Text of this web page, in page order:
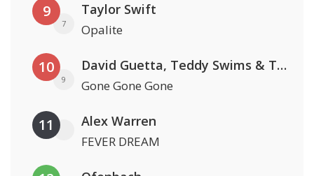
9
7
Taylor Swift
Opalite
10
9
David Guetta, Teddy Swims & Tones And I
Gone Gone Gone
11 Alex Warren
FEVER DREAM